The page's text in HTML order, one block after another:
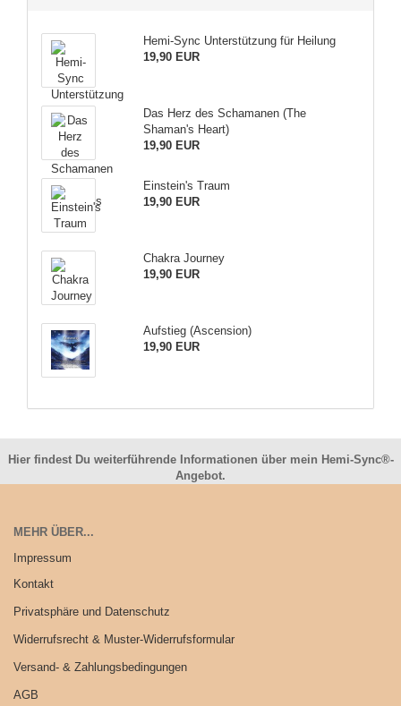
Hemi-Sync Unterstützung für Heilung
19,90 EUR
Das Herz des Schamanen (The
Shaman's Heart)
19,90 EUR
Einstein's Traum
19,90 EUR
Chakra Journey
19,90 EUR
Aufstieg (Ascension)
19,90 EUR
Hier findest Du weiterführende Informationen über mein Hemi-Sync®-
Angebot.
MEHR ÜBER...
Impressum
Kontakt
Privatsphäre und Datenschutz
Widerrufsrecht & Muster-Widerrufsformular
Versand- & Zahlungsbedingungen
AGB